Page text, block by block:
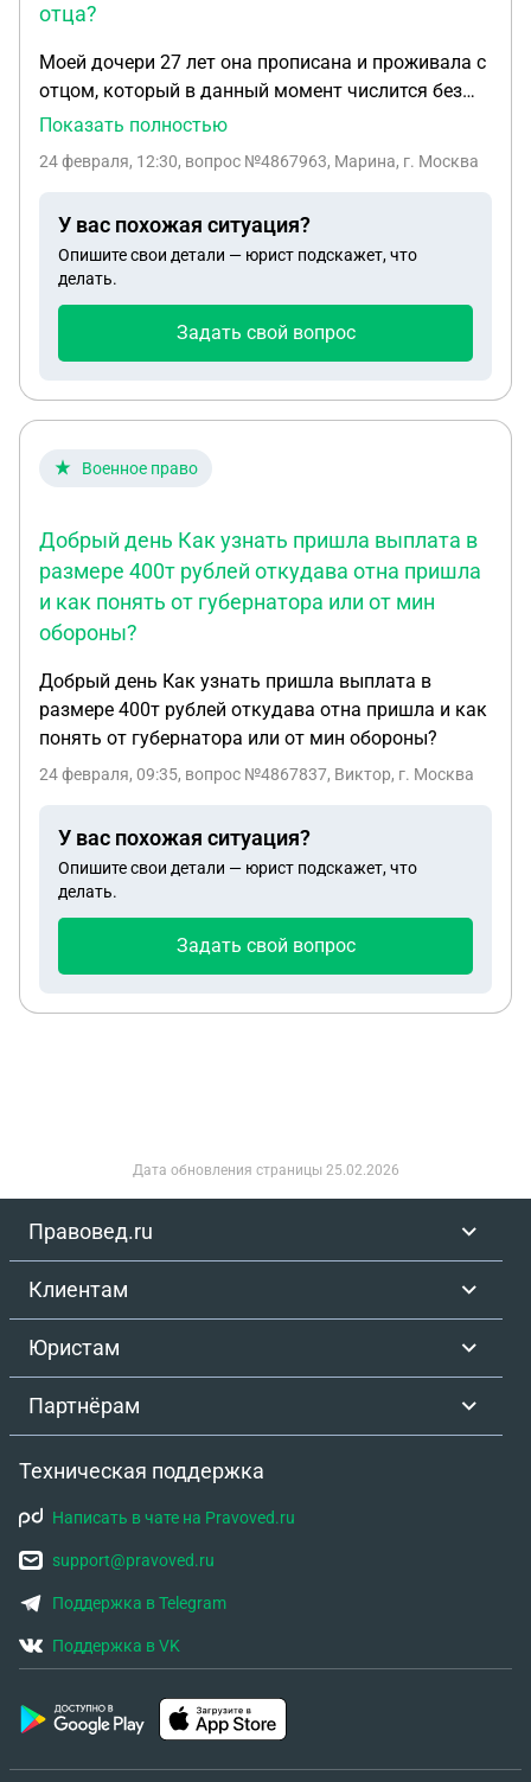
отца?
Моей дочери 27 лет она прописана и проживала с
отцом, который в данный момент числится без
вести пропавшим с 17 июля 2023 года на СВО
Есть сестра из родственников, она проживает
родственников только его дочь и сестра.
Положены ли нашему ребенку выплаты за отца?
На руках у нее толь справка о без вести
Показать полностью
24 февраля, 12:30, вопрос №4867963, Марина, г. Москва
У вас похожая ситуация?
Опишите свои детали — юрист подскажет, что
делать.
Задать свой вопрос
Военное право
Добрый день Как узнать пришла выплата в
размере 400т рублей откудава отна пришла
и как понять от губернатора или от мин
обороны?
Добрый день Как узнать пришла выплата в
размере 400т рублей откудава отна пришла и как
понять от губернатора или от мин обороны?
24 февраля, 09:35, вопрос №4867837, Виктор, г. Москва
У вас похожая ситуация?
Опишите свои детали — юрист подскажет, что
делать.
Задать свой вопрос
Дата обновления страницы 25.02.2026
Правовед.ru
Клиентам
Юристам
Партнёрам
Техническая поддержка
Написать в чате на Pravoved.ru
support@pravoved.ru
Поддержка в Telegram
Поддержка в VK